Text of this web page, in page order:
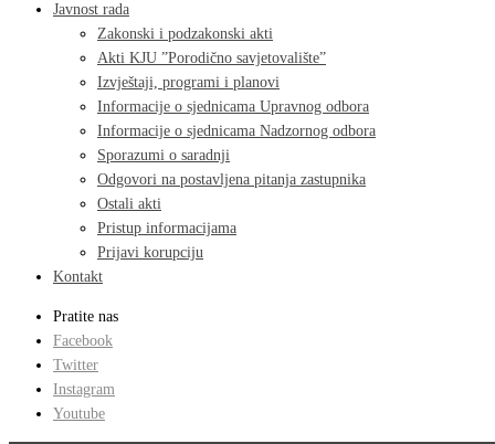
Javnost rada
Zakonski i podzakonski akti
Akti KJU ”Porodično savjetovalište”
Izvještaji, programi i planovi
Informacije o sjednicama Upravnog odbora
Informacije o sjednicama Nadzornog odbora
Sporazumi o saradnji
Odgovori na postavljena pitanja zastupnika
Ostali akti
Pristup informacijama
Prijavi korupciju
Kontakt
Pratite nas
Facebook
Twitter
Instagram
Youtube